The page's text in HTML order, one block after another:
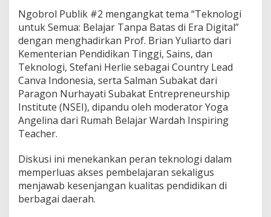
Ngobrol Publik #2 mengangkat tema “Teknologi
untuk Semua: Belajar Tanpa Batas di Era Digital”
dengan menghadirkan Prof. Brian Yuliarto dari
Kementerian Pendidikan Tinggi, Sains, dan
Teknologi, Stefani Herlie sebagai Country Lead
Canva Indonesia, serta Salman Subakat dari
Paragon Nurhayati Subakat Entrepreneurship
Institute (NSEI), dipandu oleh moderator Yoga
Angelina dari Rumah Belajar Wardah Inspiring
Teacher.
Diskusi ini menekankan peran teknologi dalam
memperluas akses pembelajaran sekaligus
menjawab kesenjangan kualitas pendidikan di
berbagai daerah.